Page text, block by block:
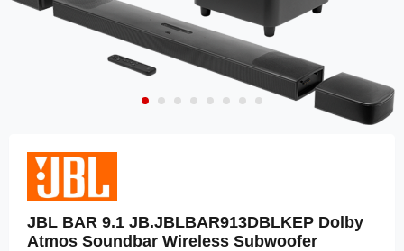
JBL BAR 9.1 JB.JBLBAR913DBLKEP Dolby
Atmos Soundbar Wireless Subwoofer